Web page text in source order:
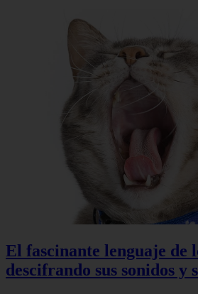
El fascinante lenguaje de
descifrando sus sonidos y